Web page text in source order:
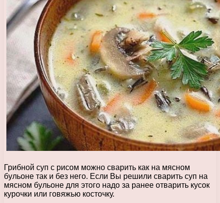
Грибной суп с рисом можно сварить как на мясном
бульоне так и без него. Если Вы решили сварить суп на
мясном бульоне для этого надо за ранее отварить кусок
курочки или говяжью косточку.